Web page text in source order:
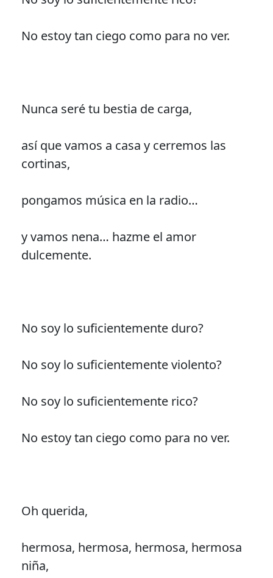
No estoy tan ciego como para no ver.
Nunca seré tu bestia de carga,
así que vamos a casa y cerremos las
cortinas,
pongamos música en la radio…
y vamos nena… hazme el amor
dulcemente.
No soy lo suficientemente duro?
No soy lo suficientemente violento?
No soy lo suficientemente rico?
No estoy tan ciego como para no ver.
Oh querida,
hermosa, hermosa, hermosa, hermosa
niña,